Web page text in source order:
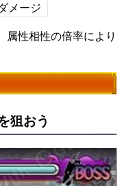
メージ
性相性の倍率により
狙おう